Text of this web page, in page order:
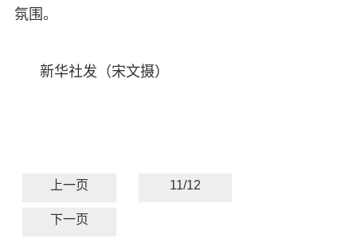
氛围。
新华社发（宋文摄）
上一页 11/12
下一页